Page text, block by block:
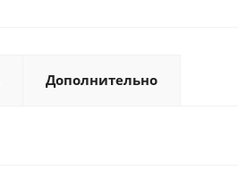
Дополнительно